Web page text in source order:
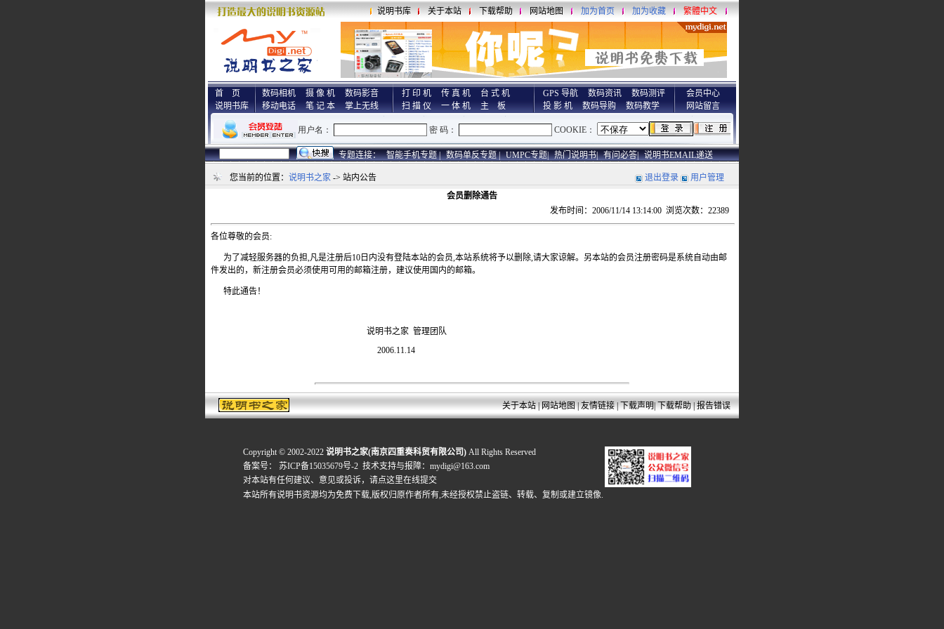
说明书库 关于本站 下载帮助 网站地图 加为首页 加为收藏 繁體中文
首 页
说明书库
数码相机 摄 像 机
数码影音
移动电话
笔 记 本 掌上无线
打 印 机 传 真 机
台 式 机
扫 描 仪
一 体 机 主 板
GPS 导航 数码资讯
数码测评
投 影 机
数码导购 数码教学
会员中心
网站留言
专题连接： 智能手机专题 | 数码单反专题 | UMPC专题| 热门说明书| 有问必答| 说明书EMAIL递送
您当前的位置： 说明书之家 -> 站内公告 退出登录
用户管理
会员删除通告
发布时间：2006/11/14 13:14:00 浏览次数：22389
各位尊敬的会员:
为了减轻服务器的负担,凡是注册后10日内没有登陆本站的会员,本站系统将予以删除,请大家谅解。另本站的会员注册密码是系统自动由邮
件发出的，新注册会员必须使用可用的邮箱注册，建议使用国内的邮箱。
特此通告！
说明书之家 管理团队
2006.11.14
关于本站|网站地图|友情链接|下载声明|下载帮助|报告错误
Copyright © 2002-2022 说明书之家(南京四重奏科贸有限公司) All Rights Reserved
备案号：
苏ICP备15035679号-2 技术支持与报障：mydigi@163.com
对本站有任何建议、意见或投诉， 请点这里在线提交
本站所有说明书资源均为免费下载,版权归原作者所有,未经授权禁止盗链、转载、复制或建立镜像.